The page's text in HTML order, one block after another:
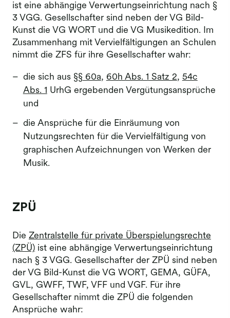
ist eine abhängige Verwertungseinrichtung nach §
3 VGG. Gesellschafter sind neben der VG Bild-
Kunst die VG WORT und die VG Musikedition. Im
Zusammenhang mit Vervielfältigungen an Schulen
nimmt die ZFS für ihre Gesellschafter wahr:
die sich aus §§ 60a, 60h Abs. 1 Satz 2, 54c
Abs. 1 UrhG ergebenden Vergütungsansprüche
und
die Ansprüche für die Einräumung von
Nutzungsrechten für die Vervielfältigung von
graphischen Aufzeichnungen von Werken der
Musik.
ZPÜ
Die Zentralstelle für private Überspielungsrechte
(ZPÜ) ist eine abhängige Verwertungseinrichtung
nach § 3 VGG. Gesellschafter der ZPÜ sind neben
der VG Bild-Kunst die VG WORT, GEMA, GÜFA,
GVL, GWFF, TWF, VFF und VGF. Für ihre
Gesellschafter nimmt die ZPÜ die folgenden
Ansprüche wahr: